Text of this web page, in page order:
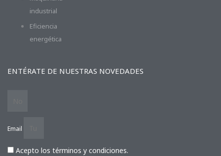
industrial
Eficiencia
energética
ENTÉRATE DE NUESTRAS NOVEDADES
Email
Acepto los términos y condiciones.